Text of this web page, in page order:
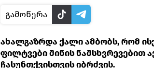
გამოწერა
ახალგაზრდა ქალი ამბობს, რომ
ფილტვები მინის ნამსხვრევებით
ჩასუნთქვისთვის იბრძვის.